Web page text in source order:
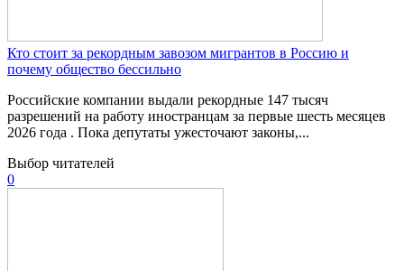
Кто стоит за рекордным завозом мигрантов в Россию и
почему общество бессильно
Российские компании выдали рекордные 147 тысяч
разрешений на работу иностранцам за первые шесть месяцев
2026 года . Пока депутаты ужесточают законы,...
Выбор читателей
0